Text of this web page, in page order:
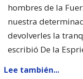
hombres de la
nuestra
devolverles la
escribió De la
Lee también...